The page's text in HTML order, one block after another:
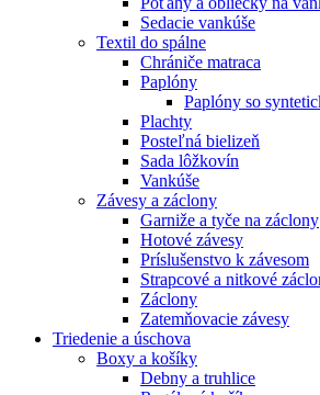
Sedacie vankúše
Textil do spálne
Chrániče matraca
Paplóny
Paplóny so
Plachty
Posteľná bielizeň
Sada lôžkovín
Vankúše
Závesy a záclony
Garniže a tyče na záclony
Hotové závesy
Príslušenstvo k závesom
Strapcové a nitkové
Záclony
Zatemňovacie závesy
Triedenie a úschova
Boxy a košíky
Debny a truhlice